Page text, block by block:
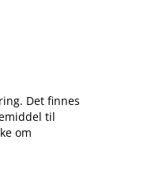
Det finnes
til
om